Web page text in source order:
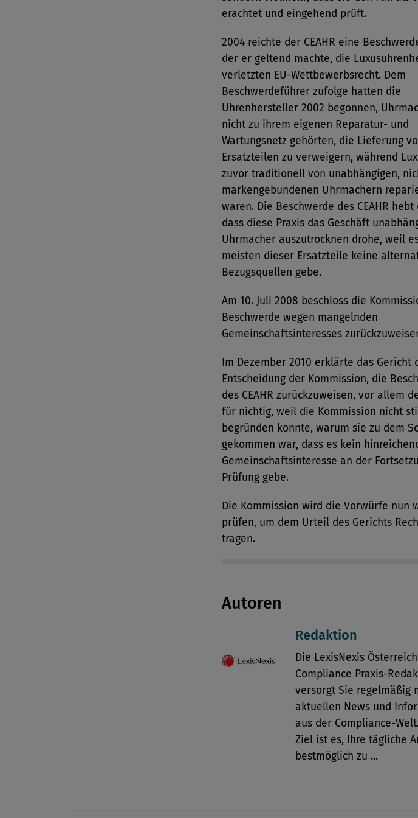
erachtet und eingehend prüft.
2004 reichte der CEAHR eine
der er geltend machte, die
verletzten EU-Wettbewerbsrecht. Dem
Beschwerdeführer zufolge hatten die
Uhrenhersteller 2002 begonnen,
nicht zu ihrem eigenen Reparatur- und
Wartungsnetz gehörten, die Lieferung
Ersatzteilen zu verweigern, während
zuvor traditionell von unabhängigen,
markengebundenen Uhrmachern
waren. Die Beschwerde des CEAHR
dass diese Praxis das Geschäft
Uhrmacher auszutrocknen drohe, weil
meisten dieser Ersatzteile keine
Bezugsquellen gebe.
Am 10. Juli 2008 beschloss die
Beschwerde wegen mangelnden
Gemeinschaftsinteresses
Im Dezember 2010 erklärte das Gericht
Entscheidung der Kommission, die
des CEAHR zurückzuweisen, vor allem
für nichtig, weil die Kommission nicht
begründen konnte, warum sie zu dem
gekommen war, dass es kein
Gemeinschaftsinteresse an der
Prüfung gebe.
Die Kommission wird die Vorwürfe nun
prüfen, um dem Urteil des Gerichts
tragen.
Autoren
Redaktion
Die LexisNexis
Compliance Praxis-
versorgt Sie regelmäßig
aktuellen News und
aus der Compliance-
Ziel ist es, Ihre tägliche
bestmöglich zu ...